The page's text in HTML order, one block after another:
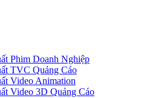
Phim Doanh Nghiệp
TVC Quảng Cáo
Video Animation
Video 3D Quảng Cáo